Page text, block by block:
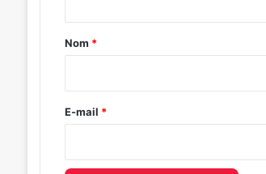
a
e
Nom *
E-mail *